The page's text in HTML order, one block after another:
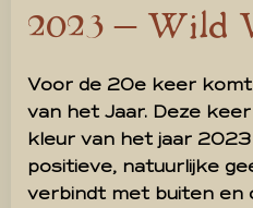
2023 – Wild
Voor de 20e keer
van het Jaar. Deze keer
kleur van het jaar
positieve, natuurlijke
verbindt met buiten en